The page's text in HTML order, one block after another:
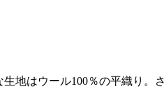
地はウール100％の平織り